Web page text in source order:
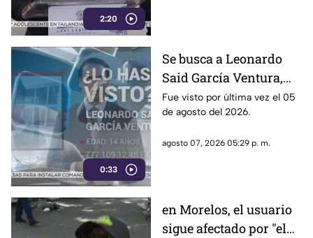
2:20
entre ellos Rubén Rocha y
Enrique Inzunza.
0:33
Se busca a Leonardo
Said García Ventura,
desaparecido en
Cuernavaca
Fue visto por última vez el 05
de agosto del 2026.
agosto 07, 2026 05:29 p. m.
en Morelos, el usuario
sigue afectado por "el